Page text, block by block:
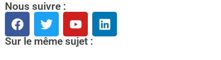
Nous suivre :
Sur le même sujet :